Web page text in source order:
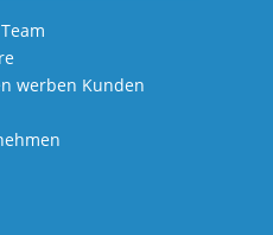
werben Kunden